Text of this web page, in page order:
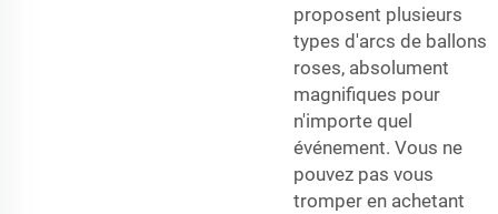
proposent plusieurs
types d'arcs de ballons
roses, absolument
magnifiques pour
n'importe quel
événement. Vous ne
pouvez pas vous
tromper en achetant